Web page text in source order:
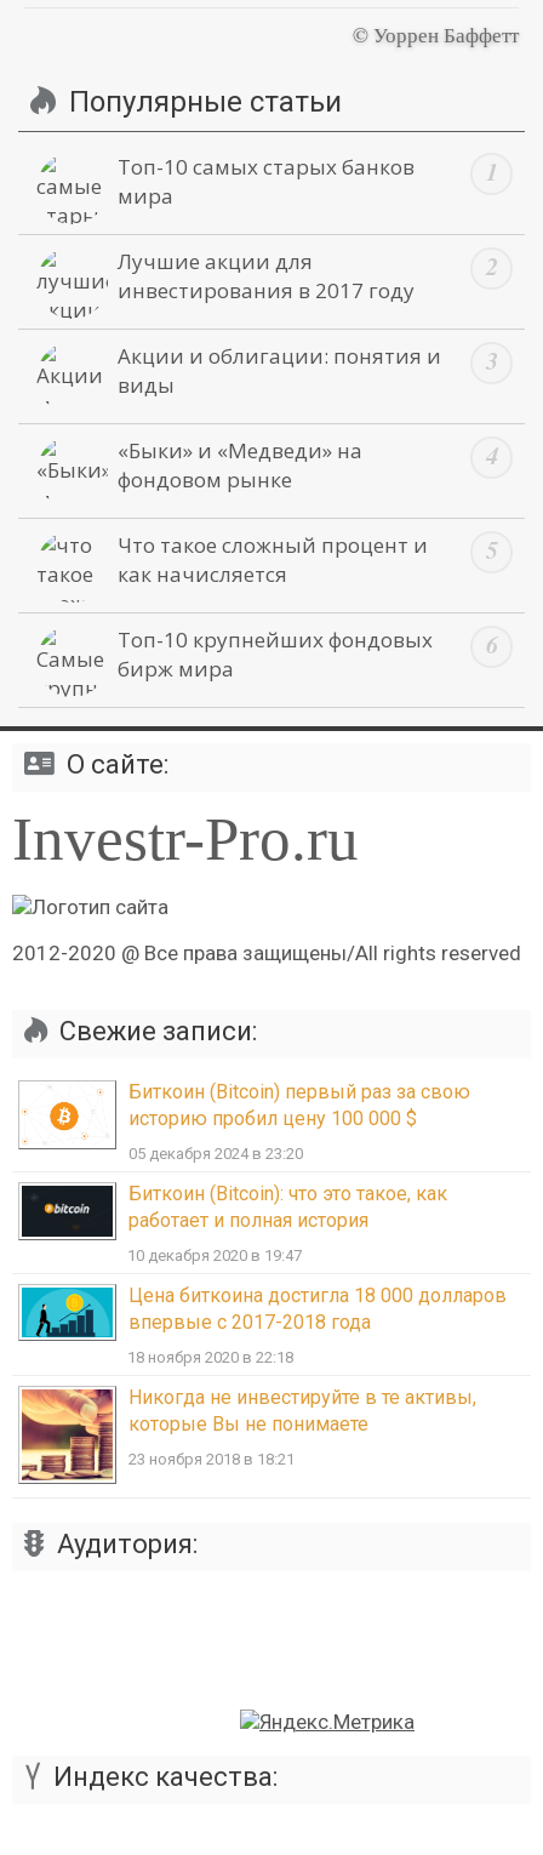
© Уоррен Баффетт
Популярные статьи
Топ-10 самых старых банков
мира
Лучшие акции для
инвестирования в 2017 году
Акции и облигации: понятия и
виды
«Быки» и «Медведи» на
фондовом рынке
Что такое сложный процент и
как начисляется
Топ-10 крупнейших фондовых
бирж мира
О сайте:
Investr-Pro.ru
2012-2020 @ Все права защищены/All rights reserved
Свежие записи:
Биткоин (Bitcoin) первый раз за свою
историю пробил цену 100 000 $
05 декабря 2024 в 23:20
Биткоин (Bitcoin): что это такое, как
работает и полная история
10 декабря 2020 в 19:47
Цена биткоина достигла 18 000 долларов
впервые с 2017-2018 года
18 ноября 2020 в 22:18
Никогда не инвестируйте в те активы,
которые Вы не понимаете
23 ноября 2018 в 18:21
Аудитория:
Индекс качества: